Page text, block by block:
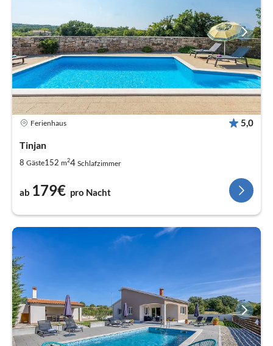
Ferienhaus 5,0
Tinjan
8 Gäste152 m24 Schlafzimmer
ab 179€ pro Nacht